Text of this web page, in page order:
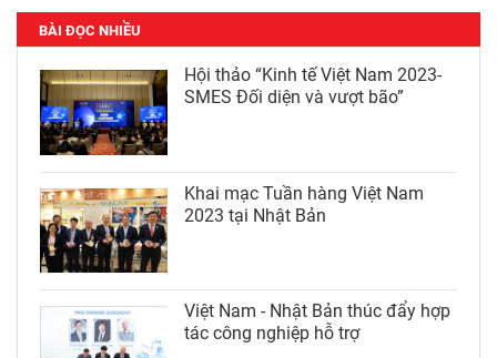
BÀI ĐỌC NHIỀU
Hội thảo “Kinh tế Việt Nam 2023-
SMES Đối diện và vượt bão”
Khai mạc Tuần hàng Việt Nam
2023 tại Nhật Bản
Việt Nam - Nhật Bản thúc đẩy hợp
tác công nghiệp hỗ trợ